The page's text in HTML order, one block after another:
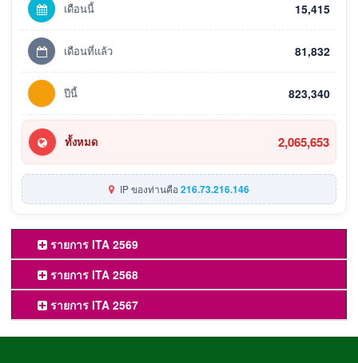
เดือนนี้ 15,415
เดือนที่แล้ว 81,832
ปีนี้ 823,340
ทั้งหมด 2,065,653
IP ของท่านคือ216.73.216.146
รายการ ITA 2569
รายการ ITA 2568
รายการ ITA 2567